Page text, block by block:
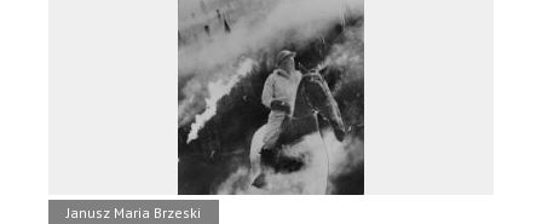
Janusz Maria Brzeski